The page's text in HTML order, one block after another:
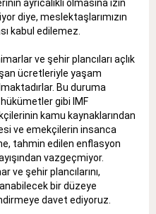
ayrıcalıklı olmasına izin
diye, meslektaşlarımızın
kabul edilemez.
ve şehir plancıları açlık
ücretleriyle yaşam
Bu duruma
gibi IMF
kamu kaynaklarından
ve emekçilerin insanca
tahmin edilen enflasyon
vazgeçmiyor.
ve şehir plancılarını,
bir düzeye
davet ediyoruz.